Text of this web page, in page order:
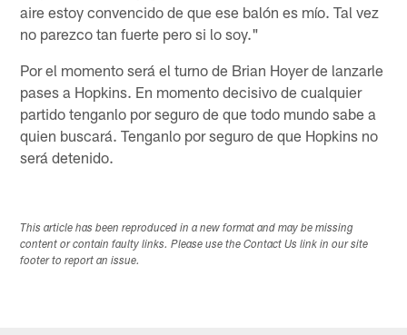
aire estoy convencido de que ese balón es mío. Tal vez
no parezco tan fuerte pero si lo soy."
Por el momento será el turno de Brian Hoyer de lanzarle
pases a Hopkins. En momento decisivo de cualquier
partido tenganlo por seguro de que todo mundo sabe a
quien buscará. Tenganlo por seguro de que Hopkins no
será detenido.
This article has been reproduced in a new format and may be missing
content or contain faulty links. Please use the Contact Us link in our site
footer to report an issue.